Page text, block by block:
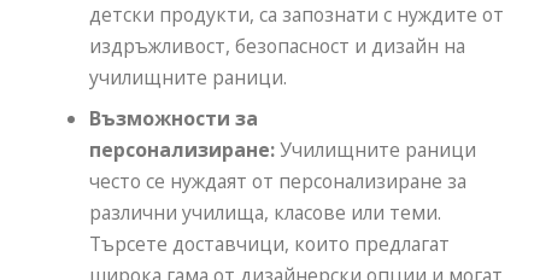
детски продукти, са запознати с нуждите от
издръжливост, безопасност и дизайн на
училищните раници.
Възможности за
персонализиране:Училищните раници
често се нуждаят от персонализиране за
различни училища, класове или теми.
Търсете доставчици, които предлагат